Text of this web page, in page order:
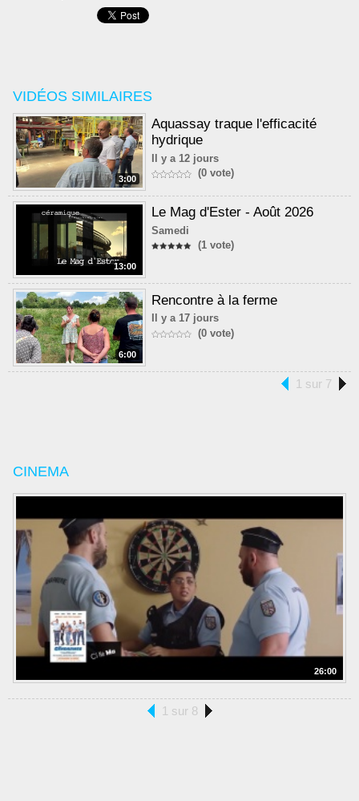
VIDÉOS SIMILAIRES
3:00
Aquassay traque l'efficacité
hydrique
Il y a 12 jours
(0 vote)
13:00
Le Mag d'Ester - Août 2026
Samedi
(1 vote)
6:00
Rencontre à la ferme
Il y a 17 jours
(0 vote)
1 sur 7
CINEMA
26:00
1 sur 8